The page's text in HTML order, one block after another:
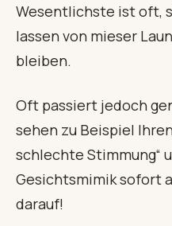
Wesentlichste ist oft,
lassen von mieser
bleiben.
Oft passiert jedoch
sehen zu Beispiel
schlechte Stimmung“
Gesichtsmimik sofort
darauf!